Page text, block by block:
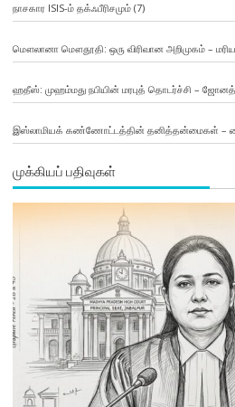
நாசகார ISIS-ம் தக்ஃபீரிசமும்(7)
மௌலானா மௌதூதி: ஒரு விரிவான அறிமுகம் –
ஹதீஸ்: முஹம்மது நபியின் மரபுத் தொடர்ச்சி –
இஸ்லாமியக் கண்ணோட்டத்தின் தனித்தன்மைகள் –
முக்கியப் பதிவுகள்